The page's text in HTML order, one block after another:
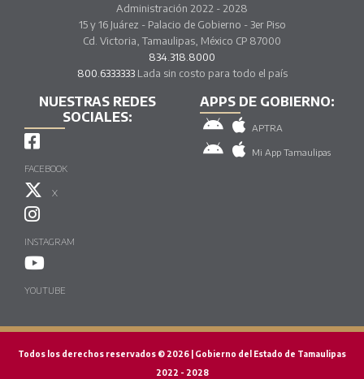
Administración 2022 - 2028
15 y 16 Juárez - Palacio de Gobierno - 3er Piso
Cd. Victoria, Tamaulipas, México CP 87000
834.318.8000
800.6333333Lada sin costo para todo el país
NUESTRAS REDES
SOCIALES:
FACEBOOK
X
INSTAGRAM
YOUTUBE
APPS DE GOBIERNO:
APTRA
Mi App Tamaulipas
Todos los derechos reservados © 2026 | Gobierno del Estado de Tamaulipas
2022 - 2028